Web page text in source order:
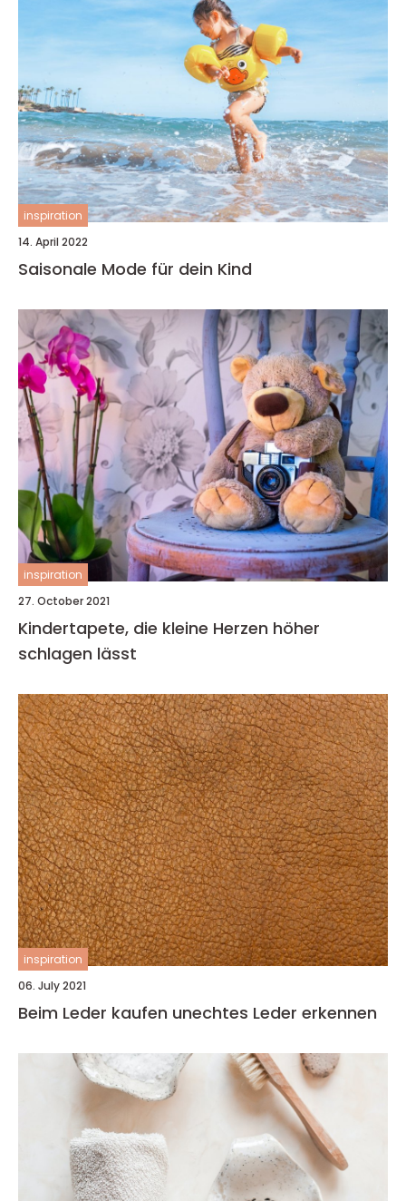
inspiration
14. April 2022
Saisonale Mode für dein Kind
inspiration
27. October 2021
Kindertapete, die kleine Herzen höher
schlagen lässt
inspiration
06. July 2021
Beim Leder kaufen unechtes Leder erkennen